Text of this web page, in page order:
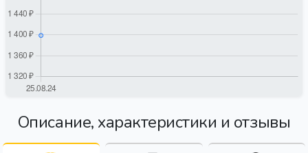
Описание, характеристики и отзывы